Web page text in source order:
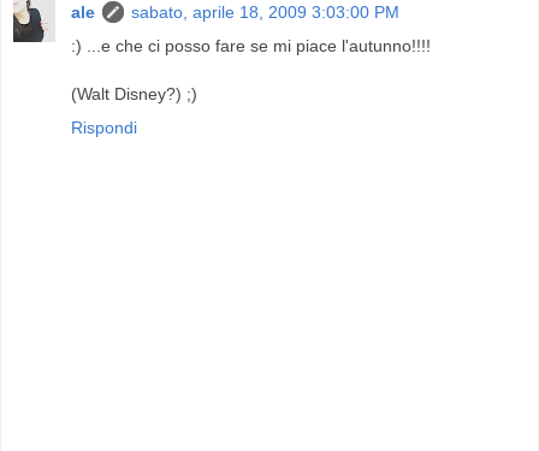
ale
sabato, aprile 18, 2009 3:03:00 PM
:) ...e che ci posso fare se mi piace l'autunno!!!!
(Walt Disney?) ;)
Rispondi